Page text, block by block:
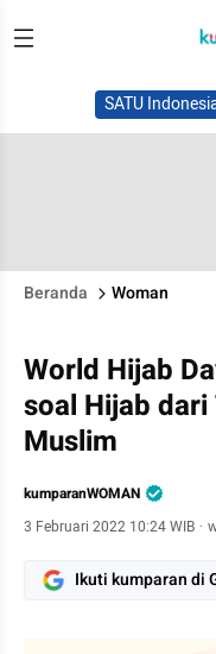
SATU
Beranda Woman
World Hijab
soal Hijab
Muslim
kumparanWOMAN
3 Februari 2022 10:24 WIB ·
Ikuti kumparan di